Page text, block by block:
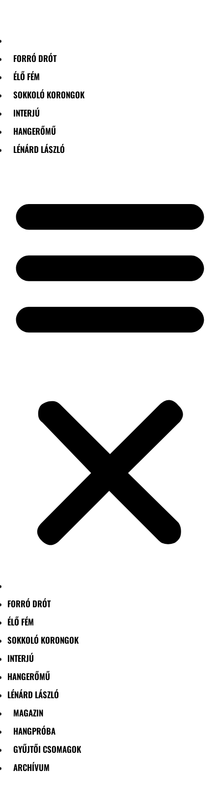
content
FORRÓ DRÓT
ÉLŐ FÉM
SOKKOLÓ KORONGOK
INTERJÚ
HANGERŐMŰ
LÉNÁRD LÁSZLÓ
FORRÓ DRÓT
ÉLŐ FÉM
SOKKOLÓ KORONGOK
INTERJÚ
HANGERŐMŰ
LÉNÁRD LÁSZLÓ
MAGAZIN
HANGPRÓBA
GYŰJTŐI CSOMAGOK
ARCHÍVUM